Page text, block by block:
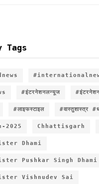
Tags
#इंटरनेशनलन्यूज
#लाइफस्टाइल #वास्तुशास्त्र
2025 Chhattisgarh
Dhami
Pushkar Singh Dhami
Vishnudev Sai